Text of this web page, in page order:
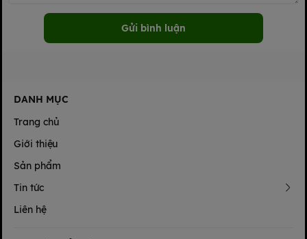
Gửi bình luận
DANH MỤC
Trang chủ
Giới thiệu
Sản phẩm
Tin tức
Liên hệ